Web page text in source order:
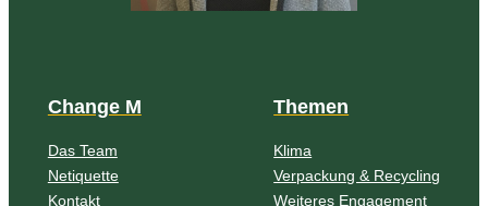
Change M
Das Team
Netiquette
Kontakt
Themen
Klima
Verpackung & Recycling
Weiteres Engagement